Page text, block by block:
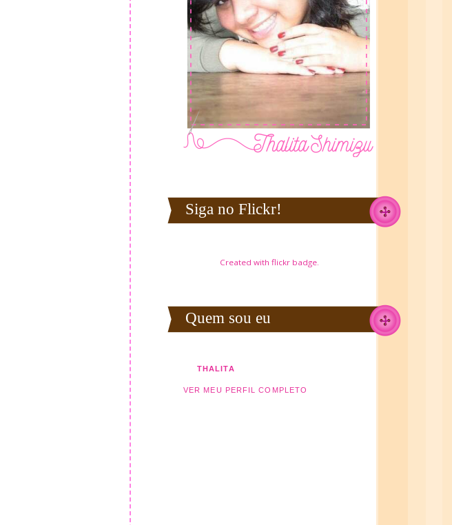
Siga no Flickr!
Created with flickr badge.
Quem sou eu
THALITA
VER MEU PERFIL COMPLETO